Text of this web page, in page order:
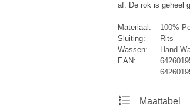
af. De rok is geheel
Materiaal:
100%
Sluiting:
Rits
Wassen:
Hand
EAN:
Maattabel